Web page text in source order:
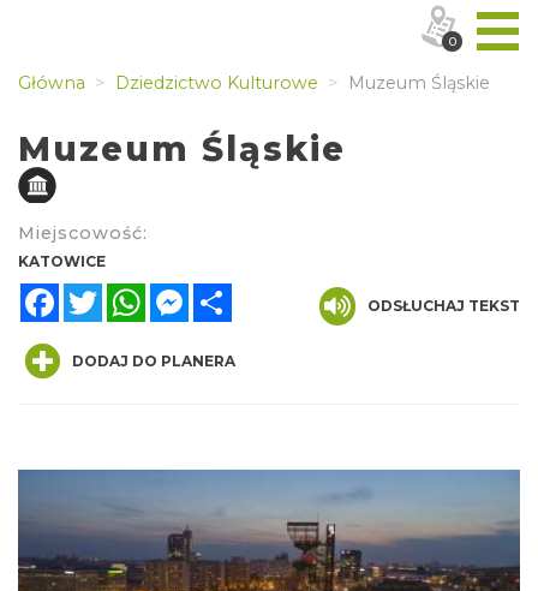
Główna Dziedzictwo Kulturowe Muzeum Śląskie
Muzeum Śląskie
Miejscowość:
KATOWICE
FacebookTwitterWhatsAppMessenger
ODSŁUCHAJ TEKST
DODAJ DO PLANERA
0